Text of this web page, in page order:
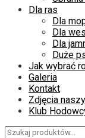
Dla ras
Dla
Dla
Dla
Duże
Jak wybrać
Galeria
Kontakt
Zdjęcia
Klub
Szukaj: